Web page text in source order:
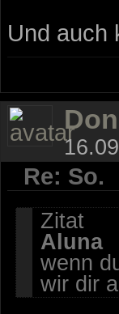
Und auch
Re: So.
Zitat
Aluna
wenn
wir dir